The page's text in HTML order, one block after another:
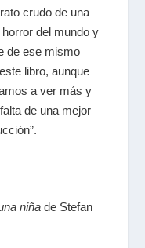
crudo de una
del mundo y
de ese mismo
libro, aunque
a ver más y
de una mejor
niña de Stefan